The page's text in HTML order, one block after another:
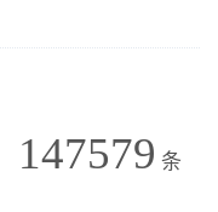
147579 条